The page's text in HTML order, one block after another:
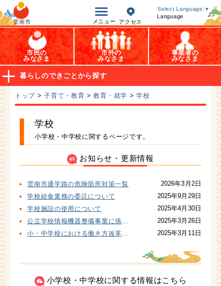
雲南市 メニュー アクセス
Select Language ▼
Language
オープンデータ
市民の
みなさま
市外の
みなさま
事業者の
みなさま
暮らしのできごとから探す
トップ >子育て・教育 >教育・就学 >学校
学校
小学校・中学校に関するページです。
お知らせ・更新情報
雲南市通学路の危険箇所対策一覧
2026年3月2日
学校給食業務の委託について
2025年9月29日
学校施設の使用について
2025年4月30日
公立学校情報機器整備事業に係る各種計画
2025年3月26日
小・中学校における働き方改革推進について
2025年3月11日
小学校・中学校に関する情報はこちら